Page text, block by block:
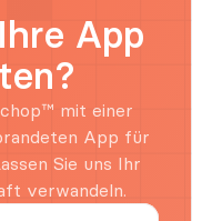
App
mit einer
App für
Sie uns Ihr
verwandeln.